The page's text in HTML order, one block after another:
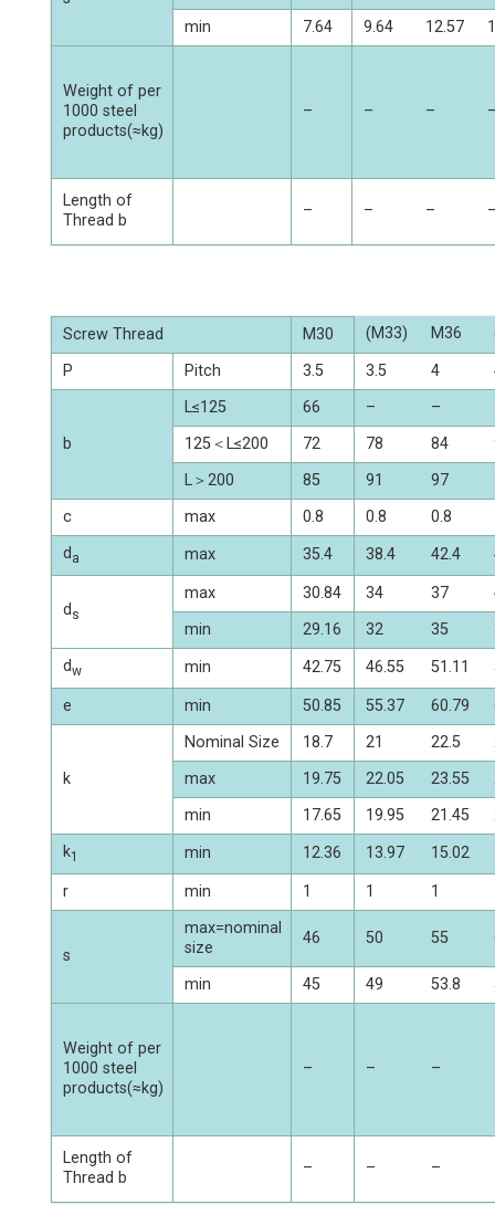
min 7.64 9.64 12.57
Weight of per
1000 steel
products(≈kg)
– – –
Length of
Thread b
– – –
Screw Thread M30 (M33) M36
P
Pitch 3.5 3.5 4
b
L≤125 66 – –
125＜L≤200
72 78 84
L＞200
85 91 97
c
max 0.8 0.8 0.8
d a max 35.4 38.4 42.4
d s
max 30.84 34 37
min
29.16 32 35
dw min 42.75 46.55 51.11
e min 50.85 55.37 60.79
k
Nominal Size 18.7 21 22.5
max
19.75 22.05 23.55
min
17.65 19.95 21.45
k1 min 12.36 13.97 15.02
r min 1 1 1
s
max=nominal
size
46 50 55
min 45 49 53.8
Weight of per
1000 steel
products(≈kg)
– – –
Length of
Thread b
– – –